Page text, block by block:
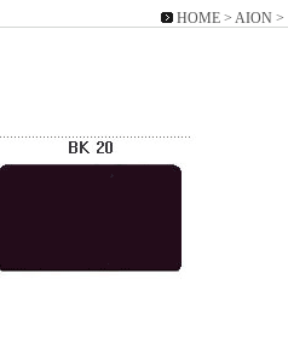
HOME > AION >